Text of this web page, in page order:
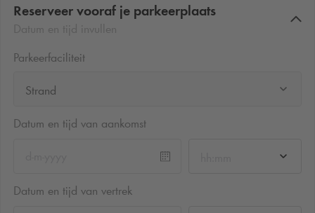
Reserveer vooraf je parkeerplaats
Parkeerfaciliteit
Strand
Datum en tijd van aankomst
Datum en tijd van vertrek